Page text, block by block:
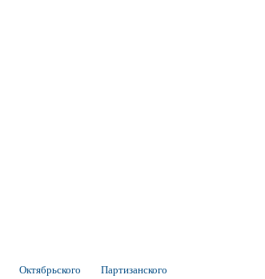
Октябрьского
Партизанского